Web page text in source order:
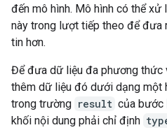
đến mô hình. Mô hình có thể
này trong lượt tiếp theo để đưa
tin hơn.
Để đưa dữ liệu đa phương thức
thêm dữ liệu đó dưới dạng một
trong trường result của bước
khối nội dung phải chỉ định